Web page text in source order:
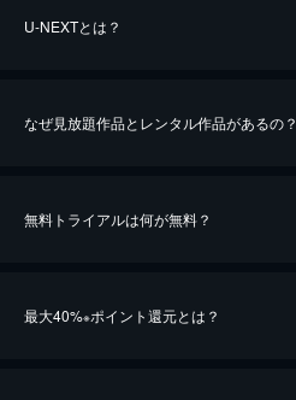
U-NEXTとは？
なぜ見放題作品とレンタル作品があるの？
無料トライアルは何が無料？
最大40%※ポイント還元とは？